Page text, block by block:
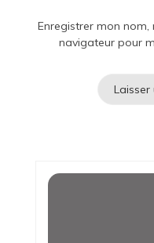
Enregistrer mon
navigateur pour